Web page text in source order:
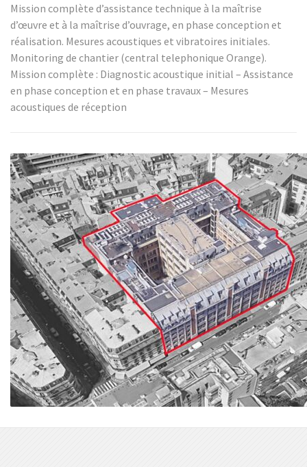
Mission complète d’assistance technique à la maîtrise
d’œuvre et à la maîtrise d’ouvrage, en phase conception et
réalisation. Mesures acoustiques et vibratoires initiales.
Monitoring de chantier (central telephonique Orange).
Mission complète : Diagnostic acoustique initial – Assistance
en phase conception et en phase travaux – Mesures
acoustiques de réception